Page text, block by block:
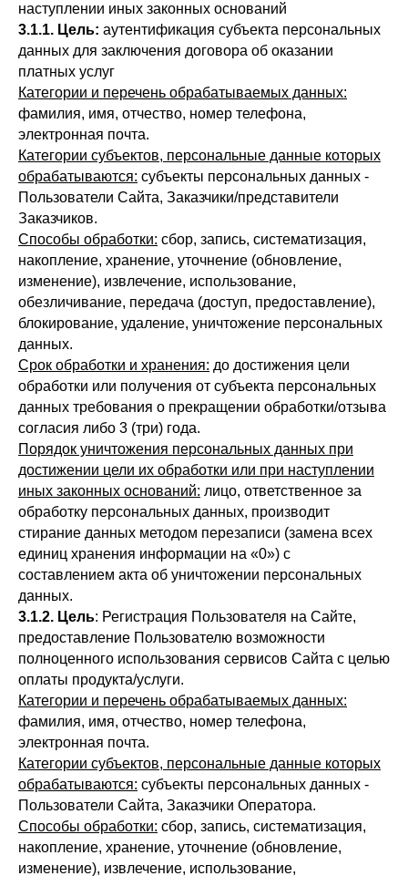
наступлении иных законных оснований
3.1.1. Цель: аутентификация субъекта персональных
данных для заключения договора об оказании
платных услуг
Категории и перечень обрабатываемых данных:
фамилия, имя, отчество, номер телефона,
электронная почта.
Категории субъектов, персональные данные которых
обрабатываются: субъекты персональных данных -
Пользователи Сайта, Заказчики/представители
Заказчиков.
Способы обработки: сбор, запись, систематизация,
накопление, хранение, уточнение (обновление,
изменение), извлечение, использование,
обезличивание, передача (доступ, предоставление),
блокирование, удаление, уничтожение персональных
данных.
Срок обработки и хранения: до достижения цели
обработки или получения от субъекта персональных
данных требования о прекращении обработки/отзыва
согласия либо 3 (три) года.
Порядок уничтожения персональных данных при
достижении цели их обработки или при наступлении
иных законных оснований: лицо, ответственное за
обработку персональных данных, производит
стирание данных методом перезаписи (замена всех
единиц хранения информации на «0») с
составлением акта об уничтожении персональных
данных.
3.1.2. Цель: Регистрация Пользователя на Сайте,
предоставление Пользователю возможности
полноценного использования сервисов Сайта с целью
оплаты продукта/услуги.
Категории и перечень обрабатываемых данных:
фамилия, имя, отчество, номер телефона,
электронная почта.
Категории субъектов, персональные данные которых
обрабатываются: субъекты персональных данных -
Пользователи Сайта, Заказчики Оператора.
Способы обработки: сбор, запись, систематизация,
накопление, хранение, уточнение (обновление,
изменение), извлечение, использование,